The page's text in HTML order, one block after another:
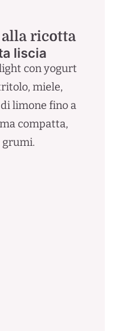
alla ricotta
liscia
con yogurt
miele,
limone fino a
compatta,
grumi.